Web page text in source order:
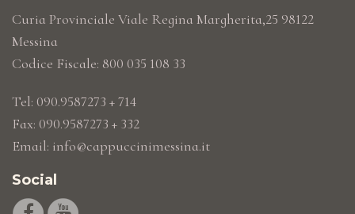
Curia Provinciale Viale Regina Margherita,25 98122
Messina
Codice Fiscale: 800 035 108 33
Tel: 090.9587273 + 714
Fax: 090.9587273 + 332
Email: info@cappuccinimessina.it
Social